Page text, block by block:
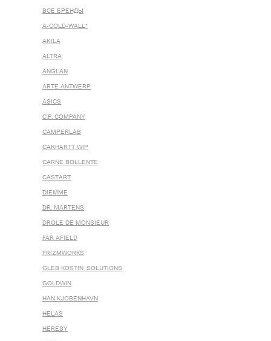
ВСЕ БРЕНДЫ
A-COLD-WALL*
AKILA
ALTRA
ANGLAN
ARTE ANTWERP
ASICS
C.P. COMPANY
CAMPERLAB
CARHARTT WIP
CARNE BOLLENTE
CASTART
DIEMME
DR. MARTENS
DROLE DE MONSIEUR
FAR AFIELD
FRIZMWORKS
GLEB KOSTIN .SOLUTIONS
GOLDWIN
HAN KJOBENHAVN
HELAS
HERESY